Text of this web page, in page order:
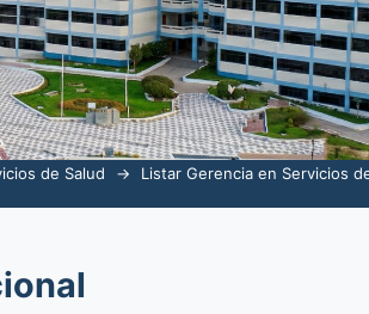
de Salud →
Listar Gerencia en Servicios